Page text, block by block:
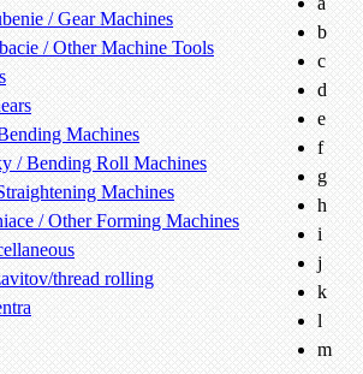
/ Gear Machines
/ Other Machine Tools
Machines
/ Bending Roll Machines
Machines
/ Other Forming Machines
thread rolling
b
c
d
e
f
g
h
i
j
k
l
m